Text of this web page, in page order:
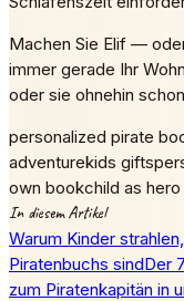
Machen Sie Elif —
immer gerade Ihr
oder sie ohnehin
personalized pirate
adventurekids gifts
own bookchild as
In diesem Artikel
Warum Kinder
Piratenbuchs sindDer
zum Piratenkapitän in